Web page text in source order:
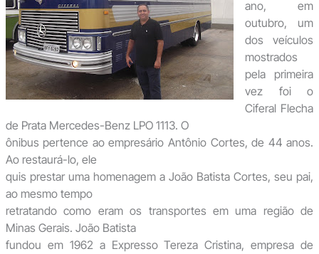
ano, em
outubro, um
dos veículos
mostrados
pela primeira
vez foi o
Ciferal Flecha
de Prata Mercedes-Benz LPO 1113. O
ônibus pertence ao empresário Antônio Cortes, de 44 anos.
Ao restaurá-lo, ele
quis prestar uma homenagem a João Batista Cortes, seu pai,
ao mesmo tempo
retratando como eram os transportes em uma região de
Minas Gerais. João Batista
fundou em 1962 a Expresso Tereza Cristina, empresa de